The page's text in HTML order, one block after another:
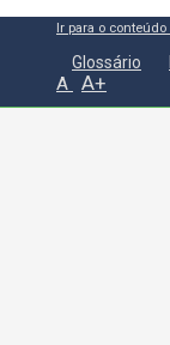
Ir para o conteúdo
Glossário
A A+